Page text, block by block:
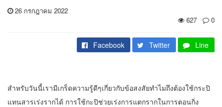
26 กรกฎาคม 2022
627
0
Facebook Twitter Line
สำหรับวันนี้เรามีเกร็ดความรู้ดีๆเกี่ยวกับข้อสงสัยทำไมถึงต้องใช้กระปิ
แทนสารเร่งรากได้ การใช้กะปิช่วยเร่งการแตกรากในการตอนกิ่ง